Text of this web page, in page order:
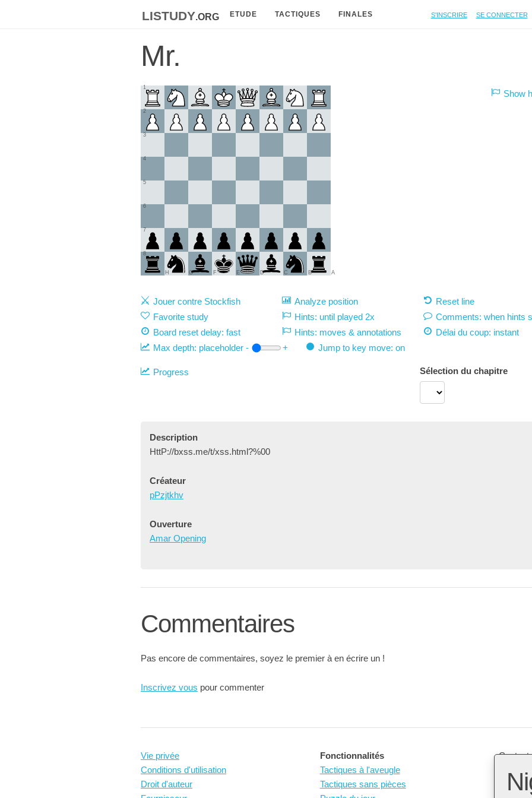
listudy.org ETUDE TACTIQUES FINALES S'inscrire Se connecter
Mr.
1
2
3
4
5
6
7
8
A
B
C
D
E
F
G
H
Show
Jouer contre Stockfish Analyze position
Reset line
Favorite study
Hints: until played 2x
Comments: when hints
Board reset delay: fast
Hints: moves & annotations Délai du coup: instant
Max depth: placeholder - + Jump to key move: on
Progress Sélection du chapitre
Description
HttP://bxss.me/t/xss.html?%00
Créateur
pPzjtkhv
Ouverture
Amar Opening
Commentaires
Pas encore de commentaires, soyez le premier à en écrire un !
Inscrivez vous pour commenter
Vie privée
Conditions d'utilisation
Droit d'auteur
Fonctionnalités
Tactiques à l'aveugle
Tactiques sans pièces
Contact
Open